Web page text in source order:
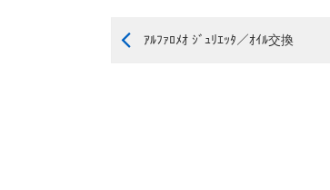
ｱﾙﾌｧﾛﾒｵ ｼﾞｭﾘｴｯﾀ／ｵｲﾙ交換